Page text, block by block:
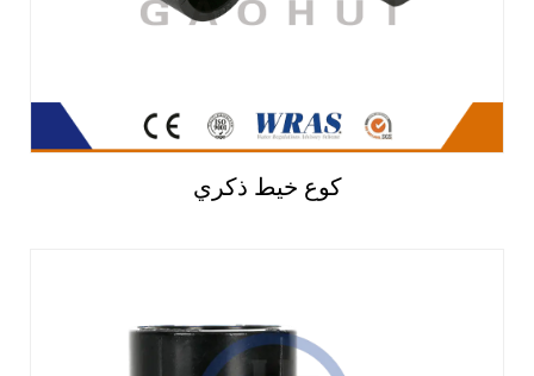
كوع خيط ذكري